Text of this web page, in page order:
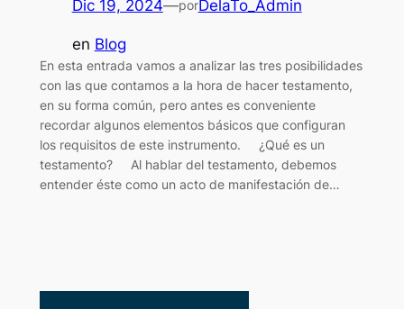
Dic 19, 2024—porDelaTo_Admin
en Blog
En esta entrada vamos a analizar las tres posibilidades
con las que contamos a la hora de hacer testamento,
en su forma común, pero antes es conveniente
recordar algunos elementos básicos que configuran
los requisitos de este instrumento. ¿Qué es un
testamento? Al hablar del testamento, debemos
entender éste como un acto de manifestación de…